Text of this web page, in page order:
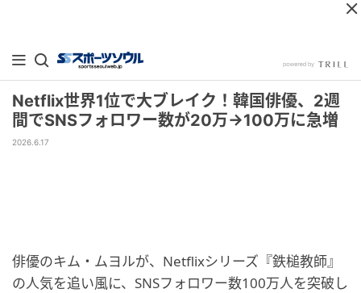
Netflix世界1位で大ブレイク！韓国俳優、2週
間でSNSフォロワー数が20万→100万に急増
2026.6.17
俳優のキム・ムヨルが、Netflixシリーズ『鉄槌教師』
の人気を追い風に、SNSフォロワー数100万人を突破し